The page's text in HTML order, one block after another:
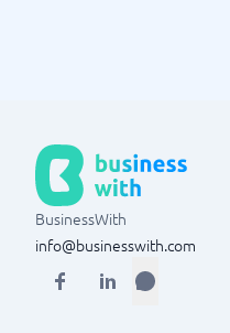
BusinessWith
info@businesswith.com